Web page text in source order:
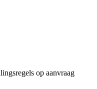
op aanvraag